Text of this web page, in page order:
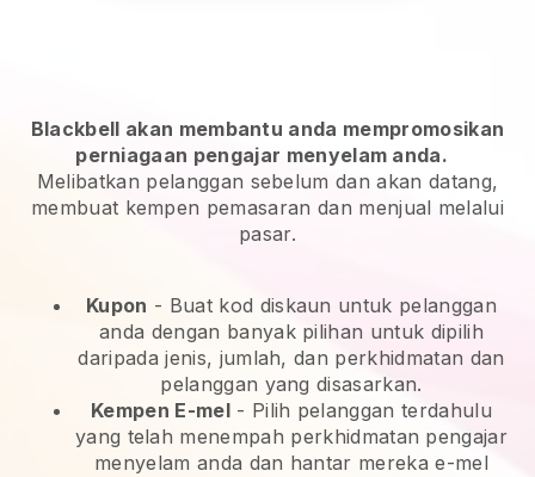
Blackbell akan membantu anda mempromosikan
perniagaan pengajar menyelam anda.
Melibatkan pelanggan sebelum dan akan datang,
membuat kempen pemasaran dan menjual melalui
pasar.
Kupon - Buat kod diskaun untuk pelanggan
anda dengan banyak pilihan untuk dipilih
daripada jenis, jumlah, dan perkhidmatan dan
pelanggan yang disasarkan.
Kempen E-mel- Pilih pelanggan terdahulu
yang telah menempah perkhidmatan pengajar
menyelam anda dan hantar mereka e-mel